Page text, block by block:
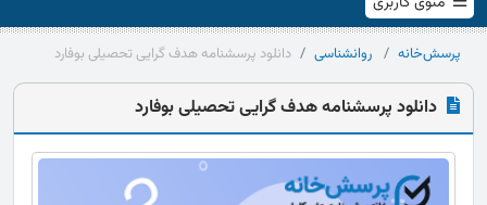
پرسش‌خانه روانشناسی دانلود پرسشنامه هدف گرایی تحصیلی بوفارد
دانلود پرسشنامه هدف گرایی تحصیلی بوفارد